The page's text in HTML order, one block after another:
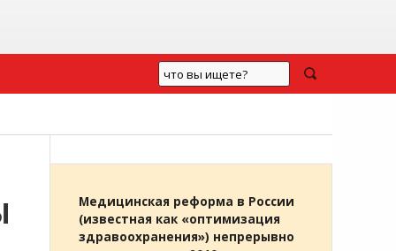
Медицинская реформа в России
(известная как «оптимизация
здравоохранения») непрерывно